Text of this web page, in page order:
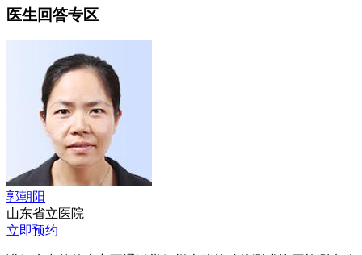
医生回答专区
郭朝阳
山东省立医院
立即预约